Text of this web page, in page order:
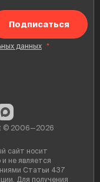
Подписаться
данных
*
© 2006—2026
сайт носит
не является
Статьи 437
Для получения